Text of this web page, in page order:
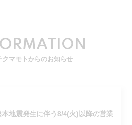
クマモトからのお知らせ
本地震発生に伴う8/4(火)以降の営業